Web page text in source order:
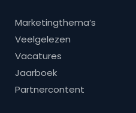
Marketingthema’s
Veelgelezen
Vacatures
Jaarboek
Partnercontent